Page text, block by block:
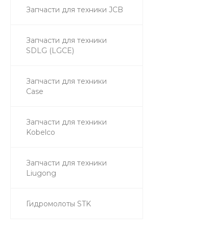
Запчасти для техники JCB
Запчасти для техники
SDLG (LGCE)
Запчасти для техники
Case
Запчасти для техники
Kobelco
Запчасти для техники
Liugong
Гидромолоты STK